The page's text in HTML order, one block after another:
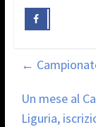
←
Un mese al
Liguria,